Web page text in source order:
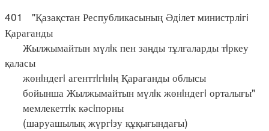
401 "Қазақстан Республикасының Әдiлет министрлiгi
Қарағанды
Жылжымайтын мүлiк пен заңды тұлғаларды тiркеу
қаласы
жөнiндегi агенттiгiнiң Қарағанды облысы
бойынша Жылжымайтын мүлiк жөнiндегi орталығы"
мемлекеттiк кәсiпорны
(шаруашылық жүргiзу құқығындағы)